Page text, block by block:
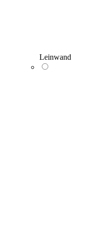
Leinwand